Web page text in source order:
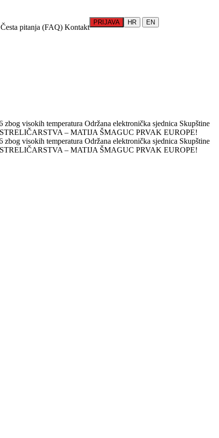
Česta pitanja (FAQ) Kontakt
PRIJAVA HR EN
zbog visokih temperatura Održana elektronička sjednica Skupštine
– MATIJA ŠMAGUC PRVAK EUROPE!
zbog visokih temperatura Održana elektronička sjednica Skupštine
– MATIJA ŠMAGUC PRVAK EUROPE!